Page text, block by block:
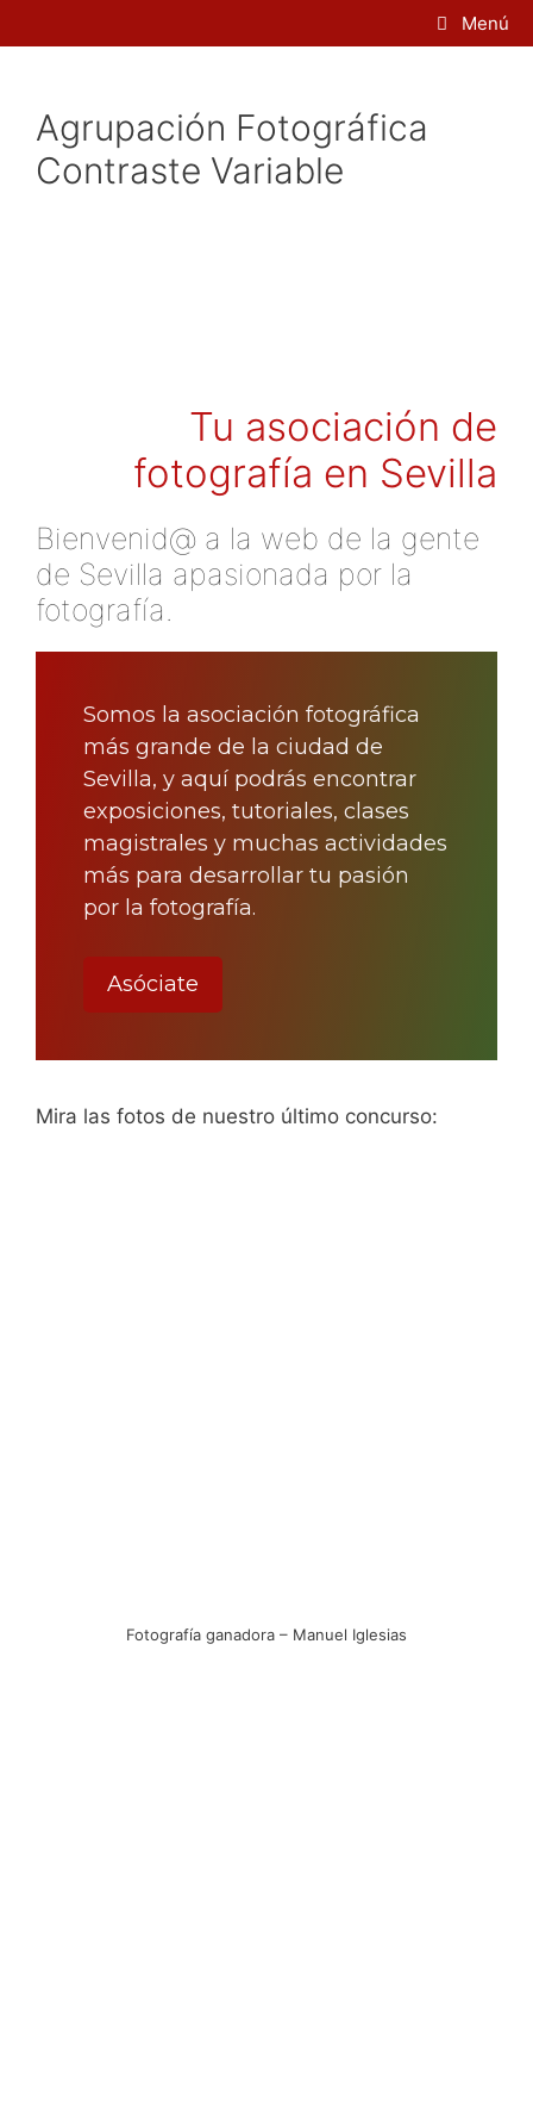
al
Menú
Agrupación Fotográfica
Contraste Variable
Tu asociación de
fotografía en Sevilla
Bienvenid@ a la web de la gente
de Sevilla apasionada por la
fotografía.
Somos la asociación fotográfica
más grande de la ciudad de
Sevilla, y aquí podrás encontrar
exposiciones, tutoriales, clases
magistrales y muchas actividades
más para desarrollar tu pasión
por la fotografía.
Asóciate
Mira las fotos de nuestro último concurso:
Fotografía ganadora – Manuel Iglesias